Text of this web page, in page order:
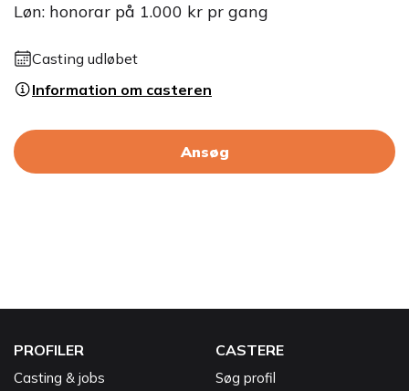
Løn: honorar på 1.000 kr pr gang
Casting udløbet
Information om casteren
Ansøg
PROFILER
Casting & jobs
CASTERE
Søg profil